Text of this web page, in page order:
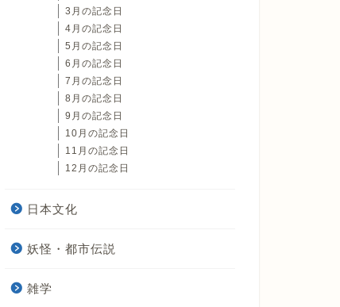
3月の記念日
4月の記念日
5月の記念日
6月の記念日
7月の記念日
8月の記念日
9月の記念日
10月の記念日
11月の記念日
12月の記念日
日本文化
妖怪・都市伝説
雑学